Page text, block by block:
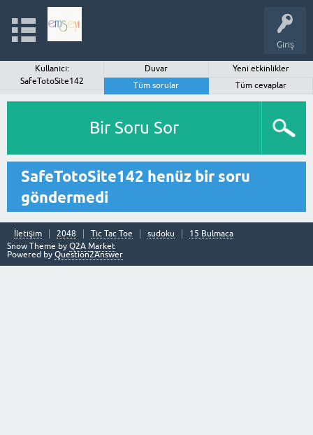
Giriş
Kullanıcı:
SafeTotoSite142
Duvar
Yeni etkinlikler
Tüm sorular
Tüm cevaplar
Bir Soru Sor
SafeTotoSite142 henüz bir soru
göndermedi
İletişim 2048 Tic Tac Toe sudoku
15 Bulmaca
Snow Theme by Q2A Market
Powered by Question2Answer